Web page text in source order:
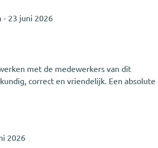
- 23 juni 2026
met de medewerkers van dit
correct en vriendelijk. Een absolute
2026